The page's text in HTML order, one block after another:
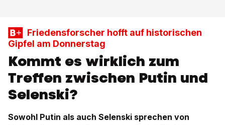
Friedensforscher hofft auf historischen
Gipfel am Donnerstag
Kommt es wirklich zum
Treffen zwischen Putin und
Selenski?
Sowohl Putin als auch Selenski sprechen von